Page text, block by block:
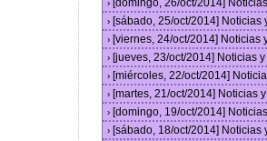
› [domingo, 26/oct/2014]
› [sábado, 25/oct/2014]
› [viernes, 24/oct/2014]
› [jueves, 23/oct/2014] Noticias
› [miércoles, 22/oct/2014]
› [martes, 21/oct/2014] Noticias
› [domingo, 19/oct/2014]
› [sábado, 18/oct/2014]